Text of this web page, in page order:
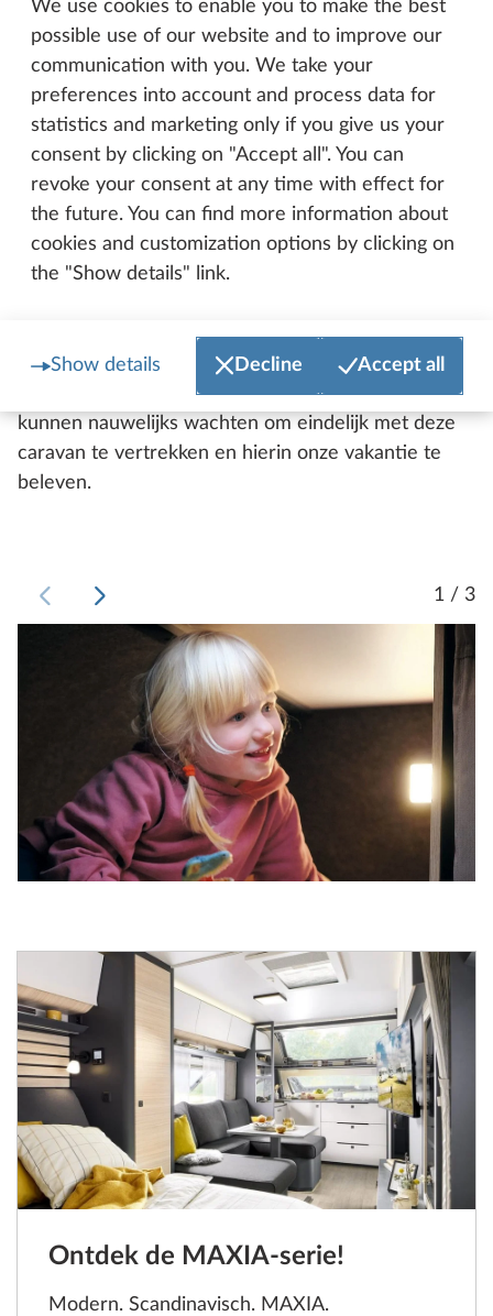
We use cookies to enable you to make the best
possible use of our website and to improve our
communication with you. We take your
preferences into account and process data for
statistics and marketing only if you give us your
consent by clicking on "Accept all". You can
revoke your consent at any time with effect for
the future. You can find more information about
cookies and customization options by clicking on
the "Show details" link.
Show details Decline Accept all
en met hoeveel kinderen ik op reis wil gaan. Ik kan
het kindergedeelte inrichten voor een, twee of drie
kinderen. Ik kan het ook aanpassen zodat ik bijv. de
hond nog kan meenemen, als die mee mag op
vakantie. Ook tijdens de vakantie kan ik op elk
moment inspelen op de situatie, door met enkele
bewegingen een speelgrot of een zithoek te
vormen.
caravan op reis?
Zo snel mogelijk. Mijn partner, dochtertje en ik
kunnen nauwelijks wachten om eindelijk met deze
caravan te vertrekken en hierin onze vakantie te
beleven.
1 / 3
Ontdek de MAXIA-serie!
Modern. Scandinavisch. MAXIA.